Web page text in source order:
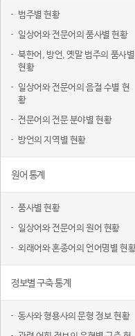
범주별 현황
일상어와 전문어의 품사별 현황
북한어, 방언, 옛말 범주의 품사별
현황
일상어와 전문어의 음절 수별 현
황
전문어의 전문 분야별 현황
방언의 지역별 현황
원어 통계
품사별 현황
일상어와 전문어의 원어 현황
외래어와 혼종어의 언어명별 현
정보별 구축 통계
동사와 형용사의 문형 정보 현황